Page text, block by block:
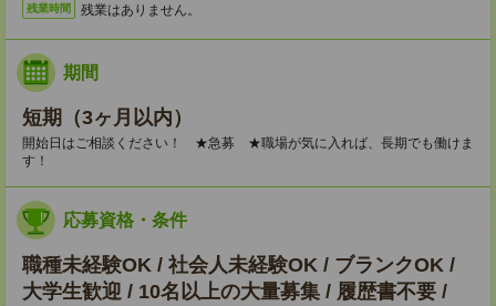
残業時間 残業はありません。
期間
短期（3ヶ月以内）
開始日はご相談ください！ ★急募 ★職場が気に入れば、長期でも働けま
す！
応募資格・条件
職種未経験OK / 社会人未経験OK / ブランクOK /
大学生歓迎 / 10名以上の大量募集 / 履歴書不要 /